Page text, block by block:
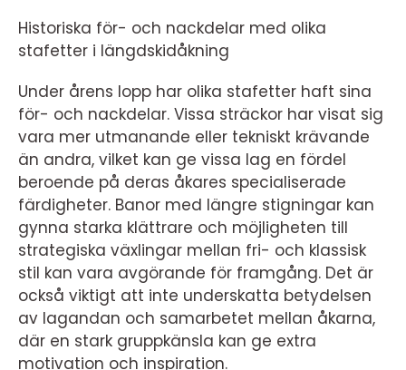
Historiska för- och nackdelar med olika
stafetter i längdskidåkning
Under årens lopp har olika stafetter haft sina
för- och nackdelar. Vissa sträckor har visat sig
vara mer utmanande eller tekniskt krävande
än andra, vilket kan ge vissa lag en fördel
beroende på deras åkares specialiserade
färdigheter. Banor med längre stigningar kan
gynna starka klättrare och möjligheten till
strategiska växlingar mellan fri- och klassisk
stil kan vara avgörande för framgång. Det är
också viktigt att inte underskatta betydelsen
av lagandan och samarbetet mellan åkarna,
där en stark gruppkänsla kan ge extra
motivation och inspiration.